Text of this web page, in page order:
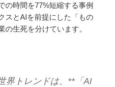
の時間を77%短縮する事例
スとAIを前提にした「もの
生死を分けています。
界トレンドは、**「AI